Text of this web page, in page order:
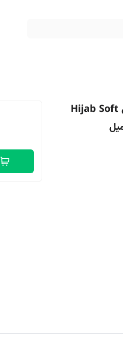
مام رول زنانه نیوآ Nivea مدل Hijab Soft